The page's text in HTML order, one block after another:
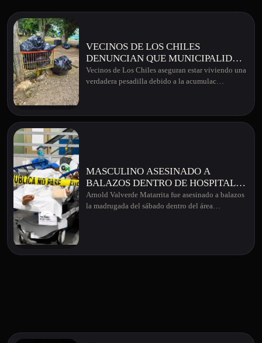
VECINOS DE LOS CHILES
DENUNCIAN QUE MUNICIPALIDAD
TIENE APROXIMADAMENTE 22
DÍAS SIN RECOLECCIÓN DE
Vecinos de Los Chiles aseguran estar viviendo una
verdadera pesadilla debido a la acumulac…
MASCULINO ASESINADO A
BALAZOS DENTRO DE HOSPITAL
EN GUANACASTE
Arnold Valverde Matarrita fue asesinado a balazos
la madrugada del sábado dentro del área…